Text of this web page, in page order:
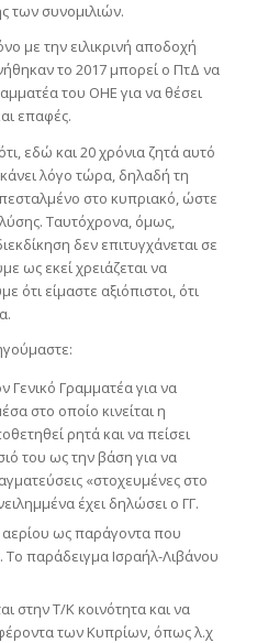
των συνομιλιών.
με την ειλικρινή αποδοχή
το 2017 μπορεί ο ΠτΔ να
του ΟΗΕ για να θέσει
επαφές.
εδώ και 20 χρόνια ζητά αυτό
λόγο τώρα, δηλαδή τη
στο κυπριακό, ώστε
Ταυτόχρονα, όμως,
δεν επιτυγχάνεται σε
ως εκεί χρειάζεται να
ότι είμαστε αξιόπιστοι, ότι
Γενικό Γραμματέα για να
στο οποίο κινείται η
ρητά και να πείσει
του ως την βάση για να
«στοχευμένες στο
έχει δηλώσει ο ΓΓ.
ως παράγοντα που
Το παράδειγμα Ισραήλ-Λιβάνου
στην Τ/Κ κοινότητα και να
των Κυπρίων, όπως λ.χ